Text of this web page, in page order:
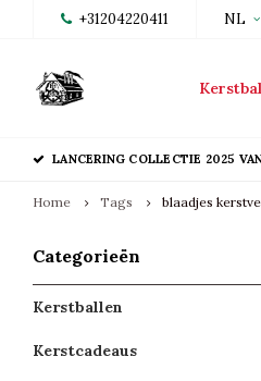
+31204220411 NL
LANCERING COLLECTIE 2025
Home Tags blaadjes
Categorieën
Kerstballen
Kerstcadeaus